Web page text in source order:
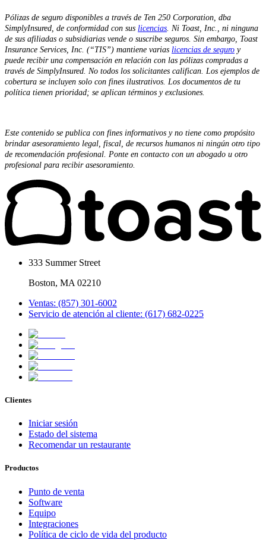
Pólizas de seguro disponibles a través de Ten 250 Corporation, dba
SimplyInsured, de conformidad con sus licencias . Ni Toast, Inc., ni ninguna
de sus afiliadas o subsidiarias vende o suscribe seguros. Sin embargo, Toast
Insurance Services, Inc. (“TIS”) mantiene varias licencias de seguro y
puede recibir una compensación en relación con las pólizas compradas a
través de SimplyInsured. No todos los solicitantes califican. Los ejemplos de
cobertura se incluyen solo con fines ilustrativos. Los documentos de tu
política tienen prioridad; se aplican términos y exclusiones.
Este contenido se publica con fines informativos y no tiene como propósito
brindar asesoramiento legal, fiscal, de recursos humanos ni ningún otro tipo
de recomendación profesional. Ponte en contacto con un abogado u otro
profesional para recibir asesoramiento.
333 Summer Street
Boston, MA 02210
Ventas: (857) 301-6002
Servicio de atención al cliente: (617) 682-0225
Clientes
Iniciar sesión
Estado del sistema
Recomendar un restaurante
Productos
Punto de venta
Software
Equipo
Integraciones
Política de ciclo de vida del producto